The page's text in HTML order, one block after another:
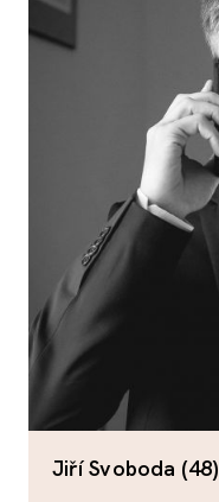
Jiří Svoboda (48)